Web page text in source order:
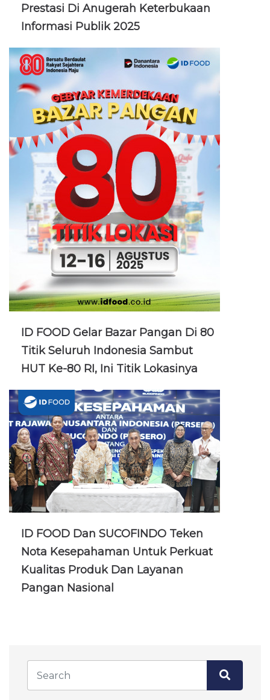
Prestasi Di Anugerah Keterbukaan
Informasi Publik 2025
ID FOOD Gelar Bazar Pangan Di 80
Titik Seluruh Indonesia Sambut
HUT Ke-80 RI, Ini Titik Lokasinya
ID FOOD Dan SUCOFINDO Teken
Nota Kesepahaman Untuk Perkuat
Kualitas Produk Dan Layanan
Pangan Nasional